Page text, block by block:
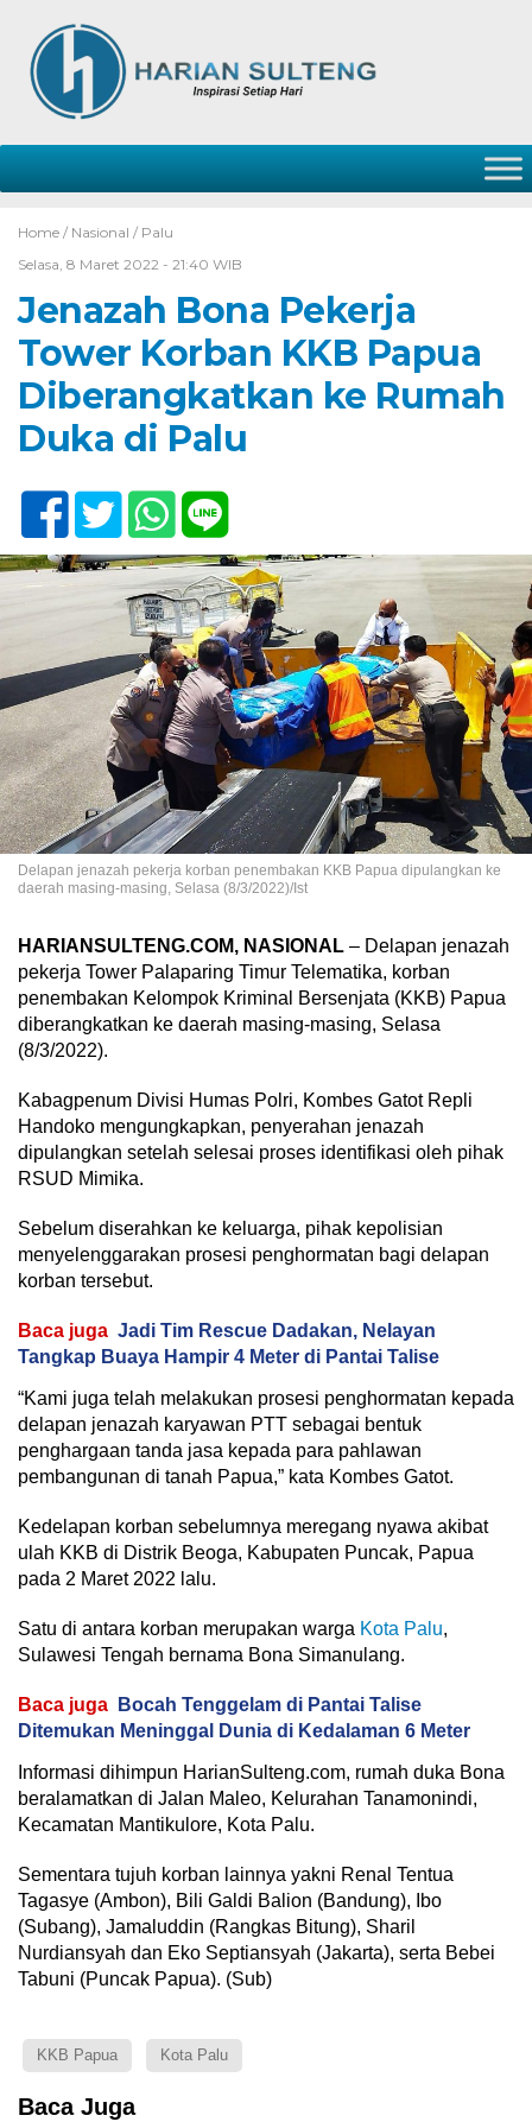
Home / Nasional / Palu
Selasa, 8 Maret 2022 - 21:40 WIB
Jenazah Bona Pekerja
Tower Korban KKB Papua
Diberangkatkan ke Rumah
Duka di Palu
Delapan jenazah pekerja korban penembakan KKB Papua dipulangkan ke
daerah masing-masing, Selasa (8/3/2022)/Ist
HARIANSULTENG.COM, NASIONAL – Delapan jenazah
pekerja Tower Palaparing Timur Telematika, korban
penembakan Kelompok Kriminal Bersenjata (KKB) Papua
diberangkatkan ke daerah masing-masing, Selasa
(8/3/2022).
Kabagpenum Divisi Humas Polri, Kombes Gatot Repli
Handoko mengungkapkan, penyerahan jenazah
dipulangkan setelah selesai proses identifikasi oleh pihak
RSUD Mimika.
Sebelum diserahkan ke keluarga, pihak kepolisian
menyelenggarakan prosesi penghormatan bagi delapan
korban tersebut.
Baca juga Jadi Tim Rescue Dadakan, Nelayan
Tangkap Buaya Hampir 4 Meter di Pantai Talise
“Kami juga telah melakukan prosesi penghormatan kepada
delapan jenazah karyawan PTT sebagai bentuk
penghargaan tanda jasa kepada para pahlawan
pembangunan di tanah Papua,” kata Kombes Gatot.
Kedelapan korban sebelumnya meregang nyawa akibat
ulah KKB di Distrik Beoga, Kabupaten Puncak, Papua
pada 2 Maret 2022 lalu.
Satu di antara korban merupakan warga Kota Palu,
Sulawesi Tengah bernama Bona Simanulang.
Baca juga
Bocah Tenggelam di Pantai Talise
Ditemukan Meninggal Dunia di Kedalaman 6 Meter
Informasi dihimpun HarianSulteng.com, rumah duka Bona
beralamatkan di Jalan Maleo, Kelurahan Tanamonindi,
Kecamatan Mantikulore, Kota Palu.
Sementara tujuh korban lainnya yakni Renal Tentua
Tagasye (Ambon), Bili Galdi Balion (Bandung), Ibo
(Subang), Jamaluddin (Rangkas Bitung), Sharil
Nurdiansyah dan Eko Septiansyah (Jakarta), serta Bebei
Tabuni (Puncak Papua). (Sub)
KKB Papua Kota Palu
Baca Juga